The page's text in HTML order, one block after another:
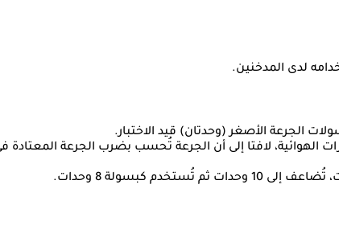
لدى المدخنين.
لافتا إلى أن الجرعة تُحسب بضرب الجرعة المعتادة